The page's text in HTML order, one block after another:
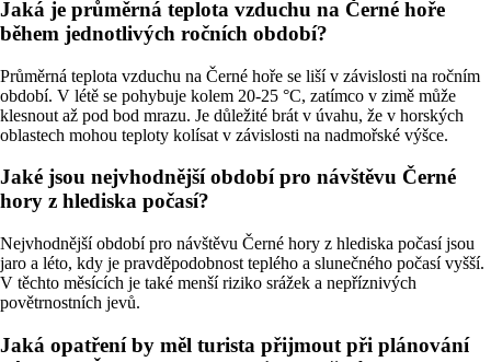
Jaká je průměrná teplota vzduchu na Černé hoře
během jednotlivých ročních období?
Průměrná teplota vzduchu na Černé hoře se liší v závislosti na ročním
období. V létě se pohybuje kolem 20-25 °C, zatímco v zimě může
klesnout až pod bod mrazu. Je důležité brát v úvahu, že v horských
oblastech mohou teploty kolísat v závislosti na nadmořské výšce.
Jaké jsou nejvhodnější období pro návštěvu Černé
hory z hlediska počasí?
Nejvhodnější období pro návštěvu Černé hory z hlediska počasí jsou
jaro a léto, kdy je pravděpodobnost teplého a slunečného počasí vyšší.
V těchto měsících je také menší riziko srážek a nepříznivých
povětrnostních jevů.
Jaká opatření by měl turista přijmout při plánování